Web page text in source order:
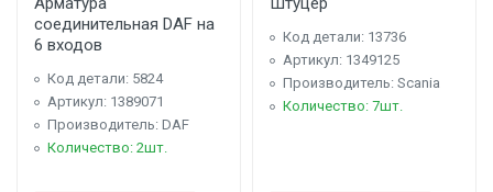
соединительная DAF на
6 входов
Код детали: 5824
Артикул: 1389071
Производитель: DAF
Количество: 2шт.
Код детали: 13736
Артикул: 1349125
Производитель: Scania
Количество: 7шт.